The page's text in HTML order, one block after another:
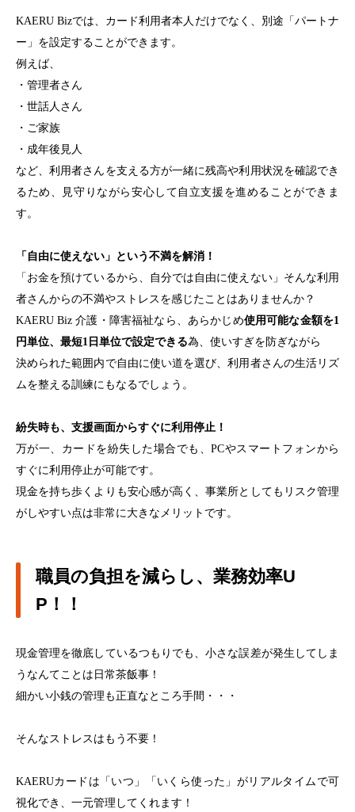
KAERU Bizでは、カード利用者本人だけでなく、別途「パートナ
ー」を設定することができます。
例えば、
・管理者さん
・世話人さん
・ご家族
・成年後見人
など、利用者さんを支える方が一緒に残高や利用状況を確認でき
るため、見守りながら安心して自立支援を進めることができま
す。
「自由に使えない」という不満を解消！
「お金を預けているから、自分では自由に使えない」 そんな利用
者さんからの不満やストレスを感じたことはありませんか？
KAERU Biz 介護・障害福祉なら、あらかじめ使用可能な金額を1
円単位、最短1日単位で設定できる為、使いすぎを防ぎながら
決められた範囲内で自由に使い道を選び、利用者さんの生活リズ
ムを整える訓練にもなるでしょう。
紛失時も、支援画面からすぐに利用停止！
万が一、カードを紛失した場合でも、PCやスマートフォンから
すぐに利用停止が可能です。
現金を持ち歩くよりも安心感が高く、事業所としてもリスク管理
がしやすい点は非常に大きなメリットです。
職員の負担を減らし、業務効率U
P！！
現金管理を徹底しているつもりでも、小さな誤差が発生してしま
うなんてことは日常茶飯事！
細かい小銭の管理も正直なところ手間・・・
そんなストレスはもう不要！
KAERUカードは「いつ」「いくら使った」がリアルタイムで可
視化でき、一元管理してくれます！